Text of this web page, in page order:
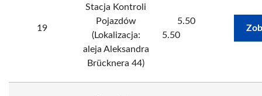
19
Stacja Kontroli
Pojazdów
(Lokalizacja:
aleja Aleksandra
Brücknera 44)
5.50
5.50